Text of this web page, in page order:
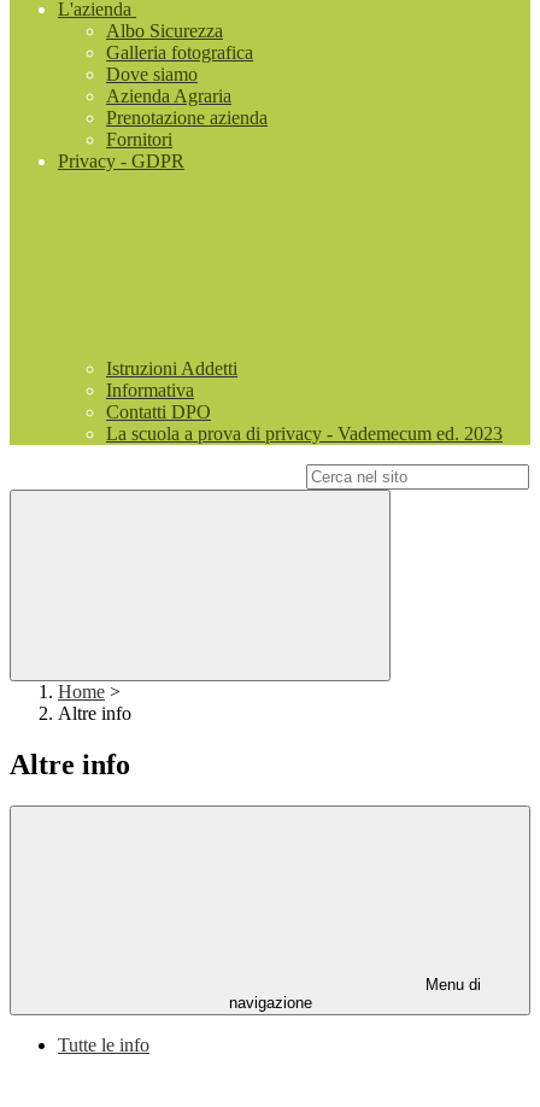
L'azienda
Albo Sicurezza
Galleria fotografica
Dove siamo
Azienda Agraria
Prenotazione azienda
Fornitori
Privacy - GDPR
Istruzioni Addetti
Informativa
Contatti DPO
La scuola a prova di privacy - Vademecum ed. 2023
Home >
Altre info
Altre info
Menu di
navigazione
Tutte le info